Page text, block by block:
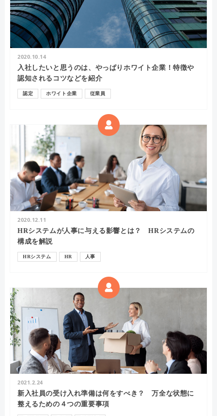
2020.10.14
入社したいと思うのは、やっぱりホワイト企業！特徴や
認知されるコツなどを紹介
認定 ホワイト企業 従業員
2020.12.11
HRシステムが人事に与える影響とは？ HRシステムの
構成を解説
HRシステム HR 人事
2021.2.24
新入社員の受け入れ準備は何をすべき？ 万全な状態に
整えるための４つの重要事項